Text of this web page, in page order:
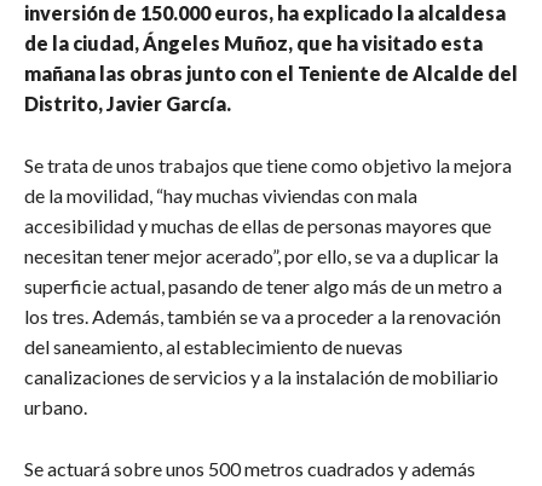
inversión de 150.000 euros, ha explicado la alcaldesa
de la ciudad, Ángeles Muñoz, que ha visitado esta
mañana las obras junto con el Teniente de Alcalde del
Distrito, Javier García.
Se trata de unos trabajos que tiene como objetivo la mejora
de la movilidad, “hay muchas viviendas con mala
accesibilidad y muchas de ellas de personas mayores que
necesitan tener mejor acerado”, por ello, se va a duplicar la
superficie actual, pasando de tener algo más de un metro a
los tres. Además, también se va a proceder a la renovación
del saneamiento, al establecimiento de nuevas
canalizaciones de servicios y a la instalación de mobiliario
urbano.
Se actuará sobre unos 500 metros cuadrados y además